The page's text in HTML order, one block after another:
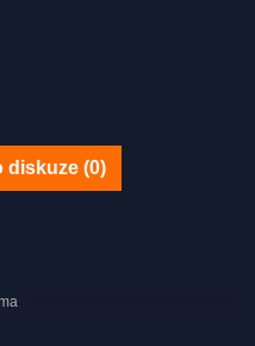
diskuze (0)